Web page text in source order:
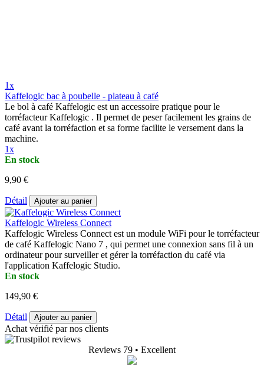
1x
Kaffelogic bac à poubelle - plateau à café
Le bol à café Kaffelogic est un accessoire pratique pour le
torréfacteur Kaffelogic . Il permet de peser facilement les grains de
café avant la torréfaction et sa forme facilite le versement dans la
machine.
1x
En stock
9,90 €
Détail Ajouter au panier
Kaffelogic Wireless Connect
Kaffelogic Wireless Connect est un module WiFi pour le torréfacteur
de café Kaffelogic Nano 7 , qui permet une connexion sans fil à un
ordinateur pour surveiller et gérer la torréfaction du café via
l'application Kaffelogic Studio.
En stock
149,90 €
Détail Ajouter au panier
Achat vérifié par nos clients
Reviews 79 • Excellent